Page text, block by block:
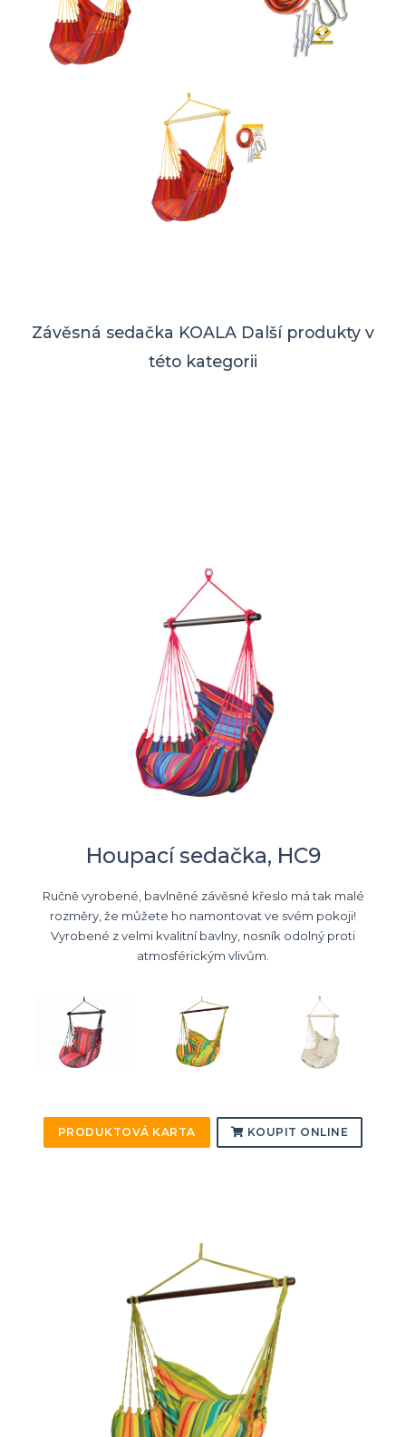
Závěsná sedačka KOALA Další produkty v
této kategorii
Houpací sedačka, HC9
Ručně vyrobené, bavlněné závěsné křeslo má tak malé
rozměry, že můžete ho namontovat ve svém pokoji!
Vyrobené z velmi kvalitní bavlny, nosník odolný proti
atmosférickým vlivům.
PRODUKTOVÁ KARTA KOUPIT ONLINE